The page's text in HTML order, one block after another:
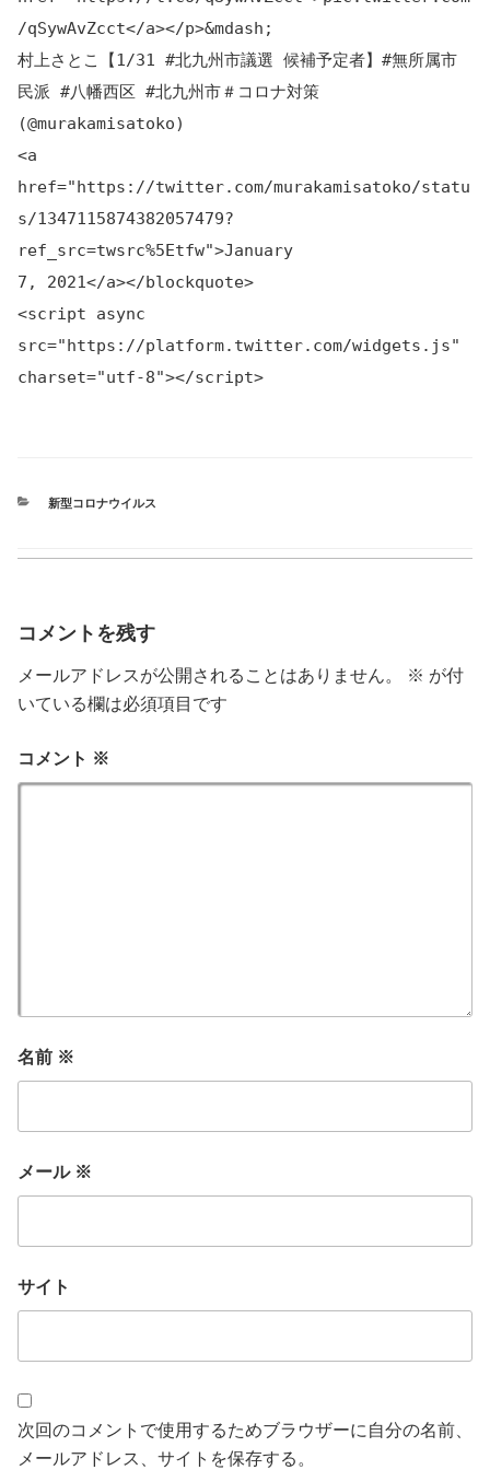
/qSywAvZcct</a></p>&mdash;
村上さとこ【1/31 #北九州市議選 候補予定者】#無所属市
民派 #八幡西区 #北九州市＃コロナ対策
(@murakamisatoko)
<a
href="https://twitter.com/murakamisatoko/statu
s/1347115874382057479?
ref_src=twsrc%5Etfw">January
7, 2021</a></blockquote>
<script async
src="https://platform.twitter.com/widgets.js"
charset="utf-8"></script>
カ
リ
新型コロナウイルス
コメントを残す
メールアドレスが公開されることはありません。 ※ が付
いている欄は必須項目です
コメント ※
名前 ※
メール ※
サイト
次回のコメントで使用するためブラウザーに自分の名前、
メールアドレス、サイトを保存する。